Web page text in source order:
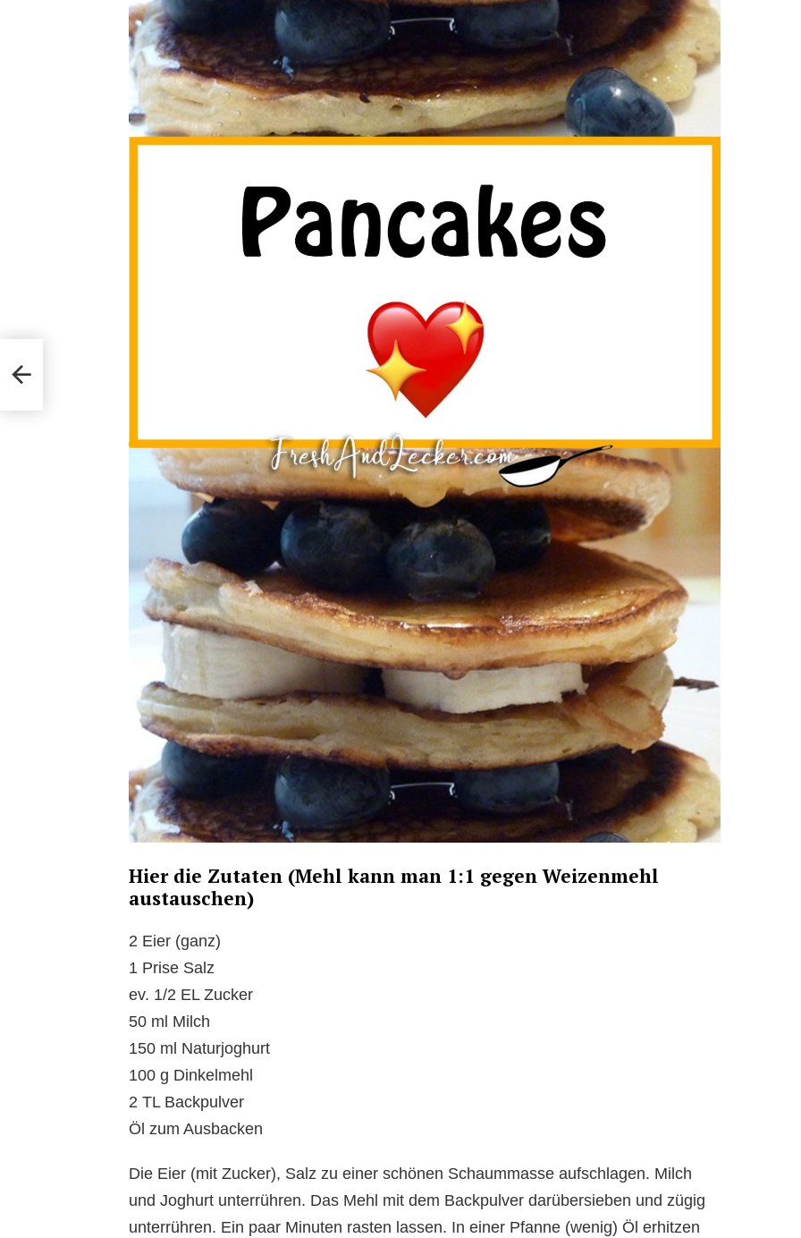
Hier die Zutaten (Mehl kann man 1:1 gegen Weizenmehl
austauschen)
2 Eier (ganz)
1 Prise Salz
ev. 1/2 EL Zucker
50 ml Milch
150 ml Naturjoghurt
100 g Dinkelmehl
2 TL Backpulver
Öl zum Ausbacken
Die Eier (mit Zucker), Salz zu einer schönen Schaummasse aufschlagen. Milch
und Joghurt unterrühren. Das Mehl mit dem Backpulver darübersieben und zügig
unterrühren. Ein paar Minuten rasten lassen. In einer Pfanne (wenig) Öl erhitzen